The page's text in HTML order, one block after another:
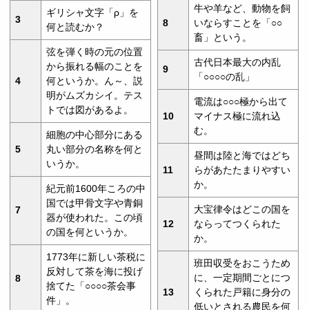
3
ギリシャ文字「ρ」を
何と読むか？
4
弦を弾く時の元の位置
から振れる幅のことを
何というか。ん～、説
明がムズカシイ。テス
トでは図があるよ。
5
細胞の中心部分にある
丸い部分の名称を何と
いうか。
7
紀元前1600年ころの中
国では甲骨文字や青銅
器が使われた。この頃
の国を何というか。
8
1773年に新しい茶税に
反対して茶を海に投げ
捨てた「○○○○茶会事
件」。
8
牛や羊など、動物を飼
いならすことを「○○
畜」という。
9
古代日本最大の内乱
「○○○○の乱」
10
電流は○○○極から出て
マイナス極に流れ込
む。
11
昼間は陸と海ではどち
らがあたたまりやすい
か。
12
大宝律令はどこの国を
ならってつくられた
か。
13
班田収受をおこうため
に、一定期間ごとにつ
くられた戸籍に身分の
低いとされる農民を何